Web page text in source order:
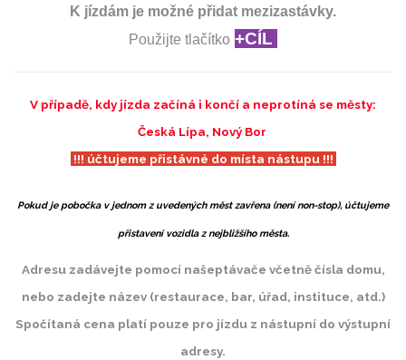
K jízdám je možné přidat mezizastávky.
Použijte tlačítko +CÍL
V případě, kdy jízda začíná i končí a neprotíná se městy:
Česká Lípa, Nový Bor
!!! účtujeme přistávné do místa nástupu !!!
Pokud je pobočka v jednom z uvedených měst zavřena (není non-stop), účtujeme
přistavení vozidla z nejbližšího města.
Adresu zadávejte pomocí našeptávače včetně čísla domu,
nebo zadejte název (restaurace, bar, úřad, instituce, atd.)
Spočítaná cena platí pouze pro jízdu z nástupní do výstupní
adresy.